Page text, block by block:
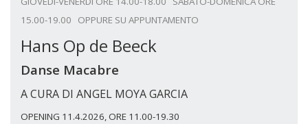
15.00-19.00 OPPURE SU APPUNTAMENTO
Hans Op de Beeck
Danse Macabre
A CURA DI ANGEL MOYA GARCIA
OPENING 11.4.2026, ORE 11.00-19.30